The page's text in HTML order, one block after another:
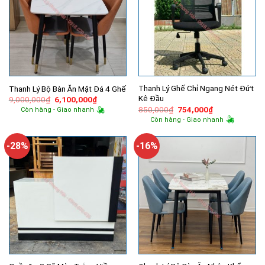
Thanh Lý Bộ Bàn Ăn Mặt Đá 4 Ghế
9,000,000₫ Giá
gốc
là:
6,100,000₫Giá
hiện
tại
Còn hàng - Giao nhanh
Thanh Lý Ghế Chỉ Ngang Nét Đứt
Kê Đầu
850,000₫ Giá
gốc
là:
754,000₫Giá
hiện
tại
754,000₫.
Còn hàng - Giao nhanh
-28% -16%